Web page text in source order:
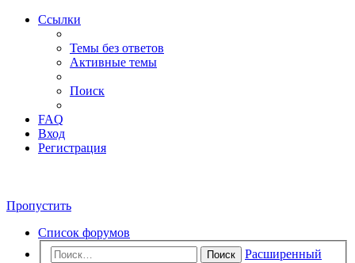
Ссылки
Темы без ответов
Активные темы
Поиск
FAQ
Вход
Регистрация
Пропустить
Список форумов
Поиск
Расширенный